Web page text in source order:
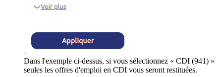
Dans l'exemple ci-dessus, si vous sélectionnez « CDI (941) »
seules les offres d'emploi en CDI vous seront restituées.